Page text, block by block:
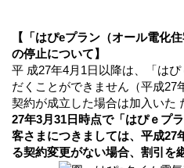
【「はぴeプラン（オール電化
の停止について】
平 成27年4月1日以降は、「は
だくことができません（平成27
契約が成立した場合は加入いた
27年3月31日時点で「はぴｅプ
客さまにつきましては、平成27
る契約変更がない場合、割引を